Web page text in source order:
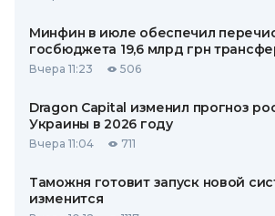
Минфин в июле обеспечил
госбюджета 19,6 млрд грн
Вчера 11:23 506
Dragon Capital изменил прогноз
Украины в 2026 году
Вчера 11:04 711
Таможня готовит запуск новой
изменится